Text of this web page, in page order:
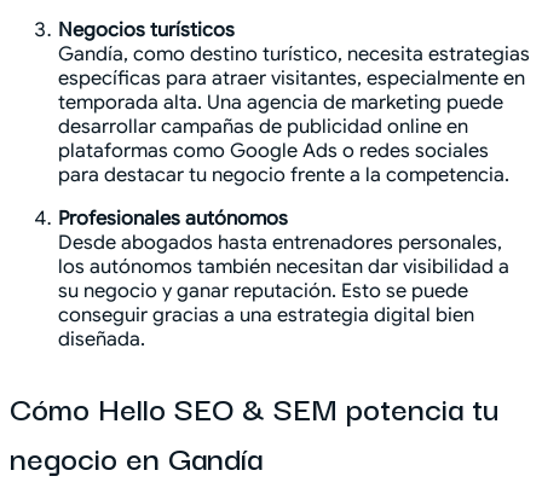
Negocios turísticos
Gandía, como destino turístico, necesita estrategias
específicas para atraer visitantes, especialmente en
temporada alta. Una agencia de marketing puede
desarrollar campañas de publicidad online en
plataformas como Google Ads o redes sociales
para destacar tu negocio frente a la competencia.
Profesionales autónomos
Desde abogados hasta entrenadores personales,
los autónomos también necesitan dar visibilidad a
su negocio y ganar reputación. Esto se puede
conseguir gracias a una estrategia digital bien
diseñada.
Cómo Hello SEO & SEM potencia tu
negocio en Gandía